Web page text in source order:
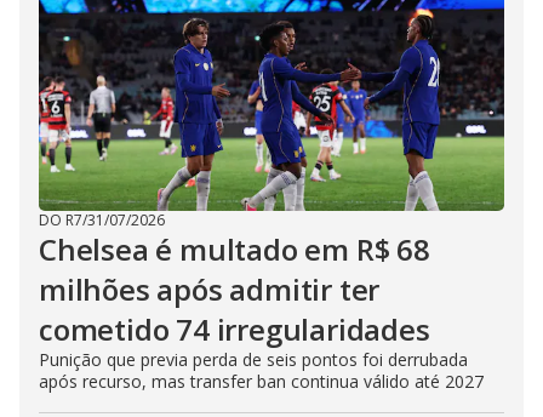
DO R7/31/07/2026
Chelsea é multado em R$ 68
milhões após admitir ter
cometido 74 irregularidades
Punição que previa perda de seis pontos foi derrubada
após recurso, mas transfer ban continua válido até 2027